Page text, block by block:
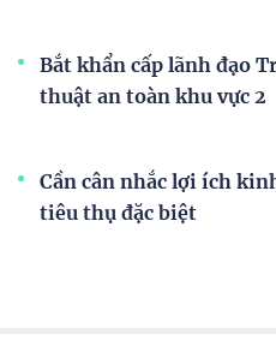
Bắt khẩn cấp lãnh đạo
thuật an toàn khu vực 2
Cần cân nhắc lợi ích
tiêu thụ đặc biệt